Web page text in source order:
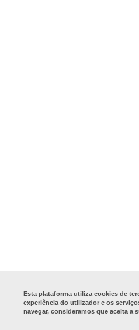
Esta plataforma utiliza cookies de
experiência do utilizador e os
navegar, consideramos que aceita a